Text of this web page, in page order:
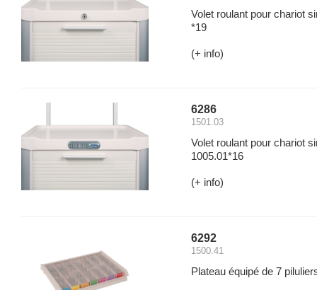
Volet roulant pour chariot
*19
(+ info)
6286
1501.03
Volet roulant pour chariot
1005.01*16
(+ info)
6292
1500.41
Plateau équipé de 7